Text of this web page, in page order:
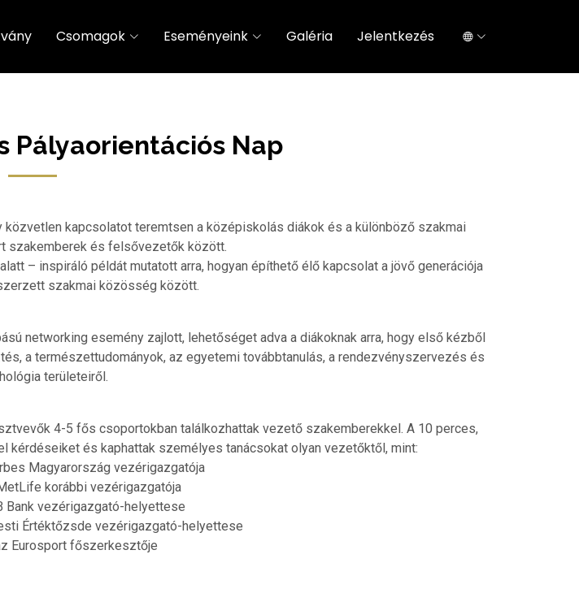
Csomagok Eseményeink Galéria Jelentkezés
Pályaorientációs Nap
kapcsolatot teremtsen a középiskolás diákok és a különböző szakmai
szakemberek és felsővezetők között.
– inspiráló példát mutatott arra, hogyan építhető élő kapcsolat a jövő generációja
szakmai közösség között.
networking esemény zajlott, lehetőséget adva a diákoknak arra, hogy első kézből
a természettudományok, az egyetemi továbbtanulás, a rendezvényszervezés és
területeiről.
4-5 fős csoportokban találkozhattak vezető szakemberekkel. A 10 perces,
és kaphattak személyes tanácsokat olyan vezetőktől, mint:
Magyarország vezérigazgatója
korábbi vezérigazgatója
Bank vezérigazgató-helyettese
Értéktőzsde vezérigazgató-helyettese
Eurosport főszerkesztője